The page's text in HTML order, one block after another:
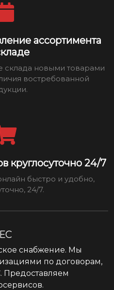
ассортимента
склада новыми товарами
востребованной
круглосуточно 24/7
быстро и удобно,
24/7.
снабжение. Мы
по договорам,
Предоставляем